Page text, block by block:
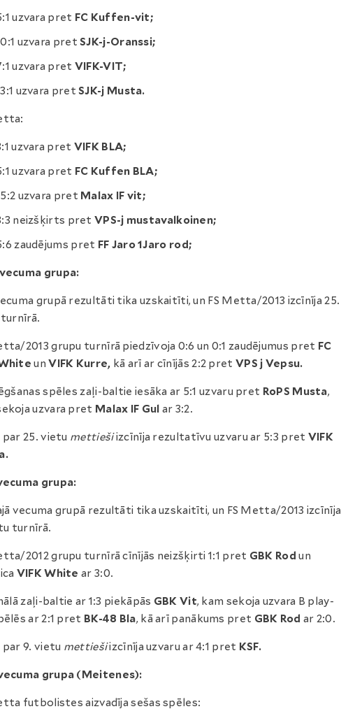
uzvara pret FC Kuffen-vit;
uzvara pretSJK-j-Oranssi;
uzvara pret VIFK-VIT;
uzvara pretSJK-j Musta.
uzvara pret VIFK BLA;
uzvara pret FC Kuffen BLA;
uzvara pret Malax IF vit;
neizšķirts pret VPS-j mustavalkoinen;
zaudējums pret FF Jaro 1Jaro rod;
grupa:
grupā rezultāti tika uzskaitīti, un FS Metta/2013 izcīnīja 25.
2013 grupu turnīrā piedzīvoja 0:6 un 0:1 zaudējumus pret FC
un VIFK Kurre, kā arī ar cīnījās 2:2 pret VPS j Vepsu.
spēles zaļi-baltie iesāka ar 5:1 uzvaru pret RoPS Musta,
uzvara pret Malax IF Gul ar 3:2.
par 25. vietu mettiešiizcīnīja rezultatīvu uzvaru ar 5:3 pret VIFK
grupa:
vecuma grupā rezultāti tika uzskaitīti, un FS Metta/2013 izcīnīja
turnīrā.
2012 grupu turnīrā cīnījās neizšķirti 1:1 pret GBK Rod un
VIFK Whitear 3:0.
zaļi-baltie ar 1:3 piekāpās GBK Vit, kam sekoja uzvara B play-
ar 2:1 pret BK-48 Bla, kā arī panākums pret GBK Rod ar 2:0.
par 9. vietu mettiešiizcīnīja uzvaru ar 4:1 pret KSF.
grupa (Meitenes):
futbolistes aizvadīja sešas spēles: